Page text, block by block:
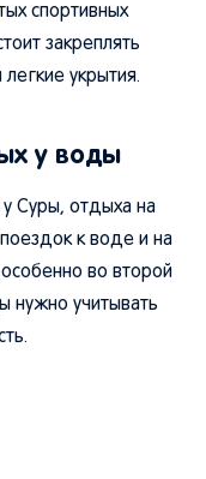
спортивных
закреплять
укрытия.
у воды
Суры, отдыха на
к воде и на
во второй
нужно учитывать